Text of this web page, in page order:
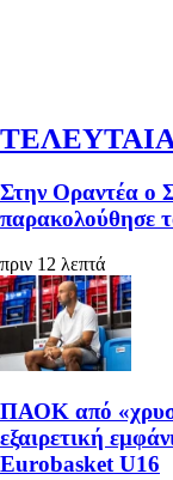
Στην Οραντέα ο
παρακολούθησε
πριν 12 λεπτά
ΠΑΟΚ από
εξαιρετική
Eurobasket U16